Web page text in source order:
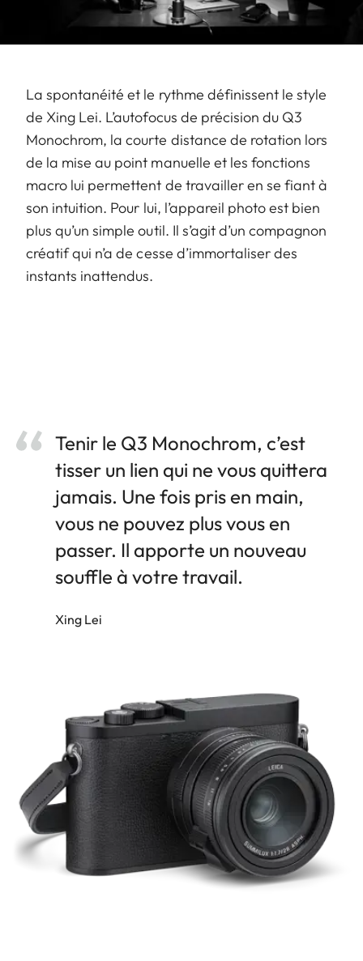
La spontanéité et le rythme définissent le style
de Xing Lei. L’autofocus de précision du Q3
Monochrom, la courte distance de rotation lors
de la mise au point manuelle et les fonctions
macro lui permettent de travailler en se fiant à
son intuition. Pour lui, l’appareil photo est bien
plus qu’un simple outil. Il s’agit d’un compagnon
créatif qui n’a de cesse d’immortaliser des
instants inattendus.
Tenir le Q3 Monochrom, c’est
tisser un lien qui ne vous quittera
jamais. Une fois pris en main,
vous ne pouvez plus vous en
passer. Il apporte un nouveau
souffle à votre travail.
Xing Lei